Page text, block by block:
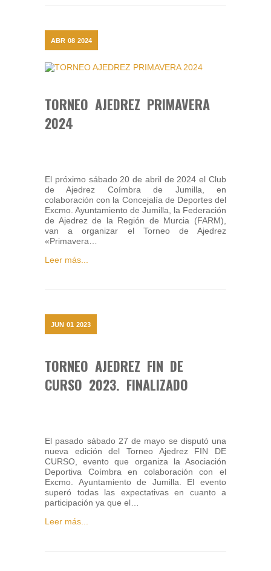
ABR 08 2024
TORNEO AJEDREZ PRIMAVERA
2024
El próximo sábado 20 de abril de 2024 el Club
de Ajedrez Coímbra de Jumilla, en
colaboración con la Concejalía de Deportes del
Excmo. Ayuntamiento de Jumilla, la Federación
de Ajedrez de la Región de Murcia (FARM),
van a organizar el Torneo de Ajedrez
«Primavera…
Leer más...
JUN 01 2023
TORNEO AJEDREZ FIN DE
CURSO 2023. FINALIZADO
El pasado sábado 27 de mayo se disputó una
nueva edición del Torneo Ajedrez FIN DE
CURSO, evento que organiza la Asociación
Deportiva Coímbra en colaboración con el
Excmo. Ayuntamiento de Jumilla. El evento
superó todas las expectativas en cuanto a
participación ya que el…
Leer más...